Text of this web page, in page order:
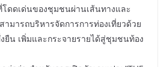
ดดเด่นของชุมชนผ่านเส้นทางและ
ามารถบริหารจัดการการท่องเที่ยวด้วย
ยืน เพิ่มและกระจายรายได้สู่ชุมชนท้อง